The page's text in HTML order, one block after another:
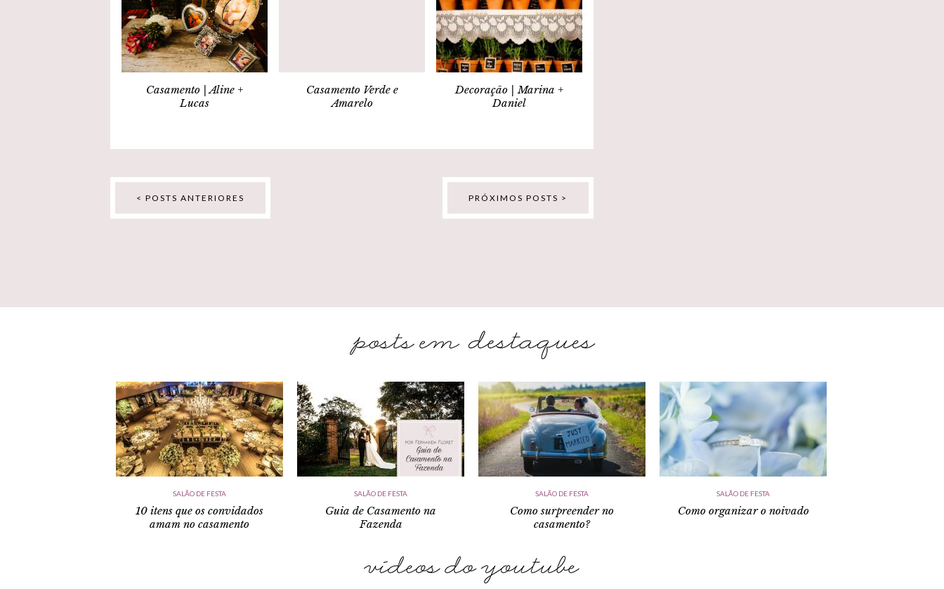
Casamento | Aline +
Lucas
Casamento Verde e
Amarelo
Decoração | Marina +
Daniel
< POSTS ANTERIORES PRÓXIMOS POSTS >
SALÃO DE FESTA
10 itens que os convidados
amam no casamento
SALÃO DE FESTA
Guia de Casamento na
Fazenda
SALÃO DE FESTA
Como surpreender no
casamento?
SALÃO DE FESTA
Como organizar o noivado